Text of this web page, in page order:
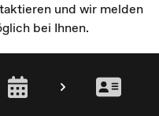
und wir melden
bei Ihnen.